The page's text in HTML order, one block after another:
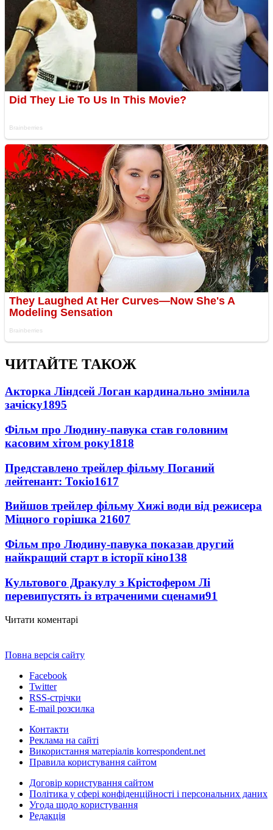
ЧИТАЙТЕ ТАКОЖ
Акторка Ліндсей Логан кардинально змінила
зачіску1895
Фільм про Людину-павука став головним
касовим хітом року1818
Представлено трейлер фільму Поганий
лейтенант: Токіо1617
Вийшов трейлер фільму Хижі води від режисера
Міцного горішка 21607
Фільм про Людину-павука показав другий
найкращий старт в історії кіно138
Культового Дракулу з Крістофером Лі
перевипустять із втраченими сценами91
Читати коментарі
Повна версія сайту
Facebook
Twitter
RSS-стрічки
E-mail розсилка
Контакти
Реклама на сайті
Використання матеріалів korrespondent.net
Правила користування сайтом
Договір користування сайтом
Політика у сфері конфіденційності і персональних даних
Угода щодо користування
Редакція